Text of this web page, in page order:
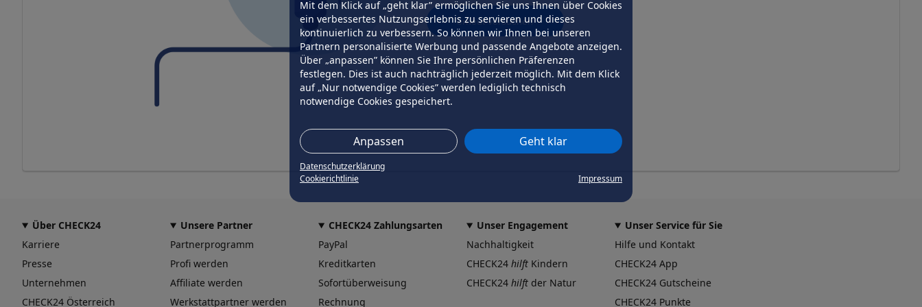
Mit dem Klick auf „geht klar” ermöglichen Sie uns Ihnen über Cookies
ein verbessertes Nutzungserlebnis zu servieren und dieses
kontinuierlich zu verbessern. So können wir Ihnen bei unseren
Partnern personalisierte Werbung und passende Angebote anzeigen.
Über „anpassen” können Sie Ihre persönlichen Präferenzen
festlegen. Dies ist auch nachträglich jederzeit möglich. Mit dem Klick
auf „Nur notwendige Cookies” werden lediglich technisch
notwendige Cookies gespeichert.
Anpassen Geht klar
Datenschutzerklärung
Cookierichtlinie
Impressum
erneut versuchen
Über CHECK24
Karriere
Presse
Unternehmen
CHECK24 Österreich
Unsere Partner
Partnerprogramm
Profi werden
Affiliate werden
Werkstattpartner werden
CHECK24 Zahlungsarten
PayPal
Kreditkarten
Sofortüberweisung
Rechnung
Unser Engagement
Nachhaltigkeit
CHECK24 hilft Kindern
CHECK24 hilft der Natur
Unser Service für Sie
Hilfe und Kontakt
CHECK24 App
CHECK24 Gutscheine
CHECK24 Punkte